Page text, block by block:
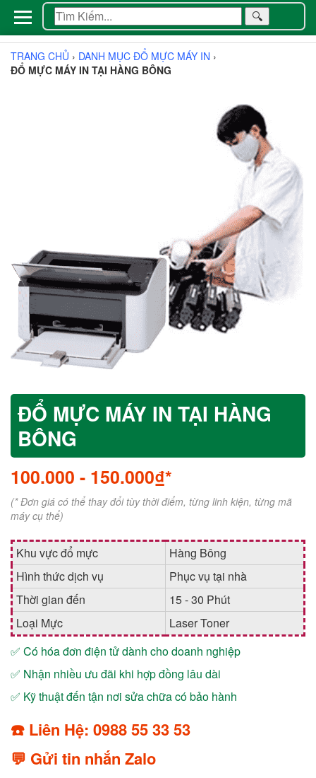
🔍
TRANG CHỦ › DANH MỤC ĐỔ MỰC MÁY IN ›
ĐỔ MỰC MÁY IN TẠI HÀNG BÔNG
ĐỔ MỰC MÁY IN TẠI HÀNG
BÔNG
100.000 - 150.000₫*
(* Đơn giá có thể thay đổi tùy thời điểm, từng linh kiện, từng mã
máy cụ thể)
Khu vực đổ mực
Hàng Bông
Hình thức dịch vụ
Phục vụ tại nhà
Thời gian đến
15 - 30 Phút
Loại Mực
Laser Toner
✅ Có hóa đơn điện tử dành cho doanh nghiệp
✅ Nhận nhiều ưu đãi khi hợp đồng lâu dài
✅ Kỹ thuật đến tận nơi sửa chữa có bảo hành
☎️ Liên Hệ: 0988 55 33 53
💬 Gửi tin nhắn Zalo